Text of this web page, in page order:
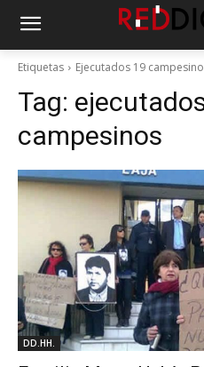
Etiquetas Ejecutados 19
Tag:
campesinos
DD.HH.